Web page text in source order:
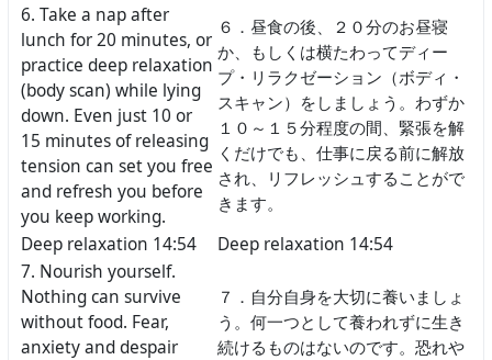
6. Take a nap after
lunch for 20 minutes, or
practice deep relaxation
(body scan) while lying
down. Even just 10 or
15 minutes of releasing
tension can set you free
and refresh you before
you keep working.
６．昼食の後、２０分のお昼寝
か、もしくは横たわってディー
プ・リラクゼーション（ボディ・
スキャン）をしましょう。わずか
１０～１５分程度の間、緊張を解
くだけでも、仕事に戻る前に解放
され、リフレッシュすることがで
きます。
Deep relaxation 14:54
Deep relaxation 14:54
7. Nourish yourself.
Nothing can survive
without food. Fear,
anxiety and despair
７．自分自身を大切に養いましょ
う。何一つとして養われずに生き
続けるものはないのです。恐れや